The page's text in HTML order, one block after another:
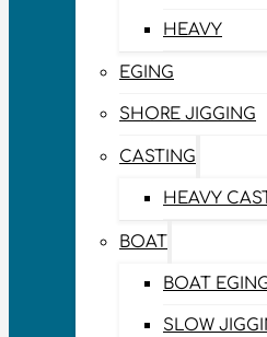
HEAVY
EGING
SHORE JIGGING
CASTING
HEAVY
BOAT
BOAT
SLOW